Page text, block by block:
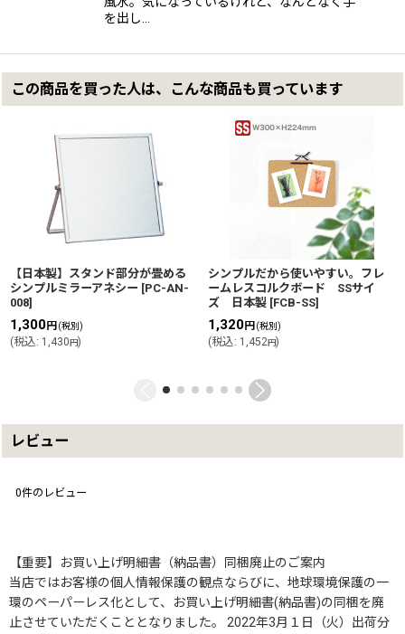
を出し…
この商品を買った人は、こんな商品も買っています
【日本製】スタンド部分が畳める
シンプルミラーアネシー [PC-AN-
008]
1,300円 (税別)
(税込: 1,430円)
シンプルだから使いやすい。フレ
ームレスコルクボード SSサイ
ズ 日本製 [FCB-SS]
1,320円 (税別)
(税込: 1,452円)
レビュー
0件のレビュー
【重要】お買い上げ明細書（納品書）同梱廃止のご案内
当店ではお客様の個人情報保護の観点ならびに、地球環境保護の一
環のペーパーレス化として、お買い上げ明細書(納品書)の同梱を廃
止させていただくこととなりました。 2022年3月１日（火）出荷分